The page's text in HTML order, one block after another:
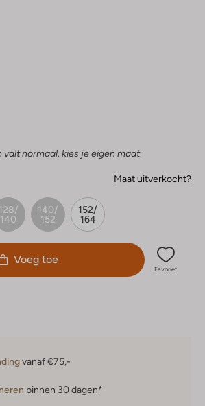
valt normaal, kies je eigen maat
Maat uitverkocht?
128/
140
140/
152
152/
164
Voeg toe
Favoriet
vanaf €75,-
binnen 30 dagen*